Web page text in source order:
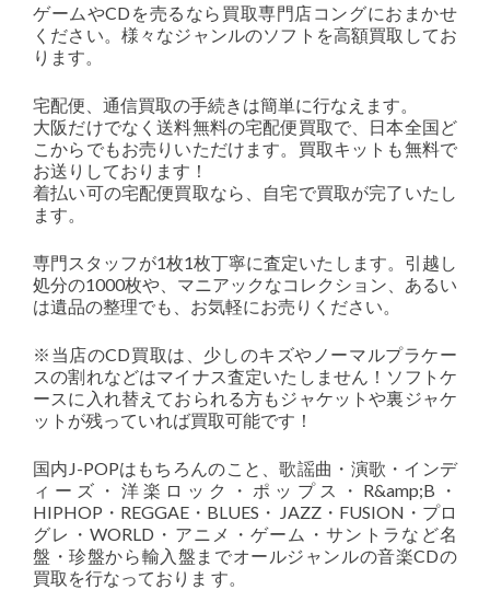
ゲームやCDを売るなら買取専門店コングにおまかせ
ください。様々なジャンルのソフトを高額買取してお
ります。
宅配便、通信買取の手続きは簡単に行なえます。
大阪だけでなく送料無料の宅配便買取で、日本全国ど
こからでもお売りいただけます。買取キットも無料で
お送りしております！
着払い可の宅配便買取なら、自宅で買取が完了いたし
ます。
専門スタッフが1枚1枚丁寧に査定いたします。引越し
処分の1000枚や、マニアックなコレクション、あるい
は遺品の整理でも、お気軽にお売りください。
※当店のCD買取は、少しのキズやノーマルプラケー
スの割れなどはマイナス査定いたしません！ソフトケ
ースに入れ替えておられる方もジャケットや裏ジャケ
ットが残っていれば買取可能です！
国内J-POPはもちろんのこと、歌謡曲・演歌・インデ
ィーズ・洋楽ロック・ポップス・R&amp;B・
HIPHOP・REGGAE・BLUES・ JAZZ・FUSION・プロ
グレ・WORLD・アニメ・ゲーム・サントラなど名
盤・珍盤から輸入盤までオールジャンルの音楽CDの
買取を行なっておりま す。